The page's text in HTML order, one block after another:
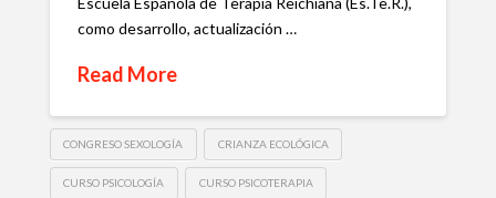
como desarrollo, actualización …
Read More
CONGRESO SEXOLOGÍA CRIANZA ECOLÓGICA
CURSO PSICOLOGÍA CURSO PSICOTERAPIA